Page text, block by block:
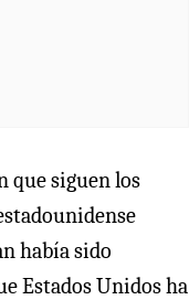
que siguen los
había sido
Estados Unidos ha